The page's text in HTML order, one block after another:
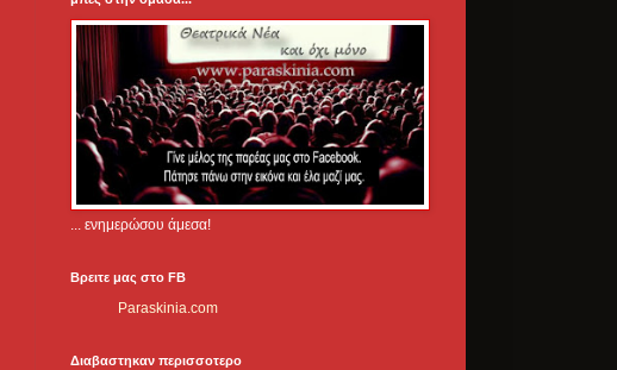
... ενημερώσου άμεσα!
Βρειτε μας στο FB
Paraskinia.com
Διαβαστηκαν περισσοτερο